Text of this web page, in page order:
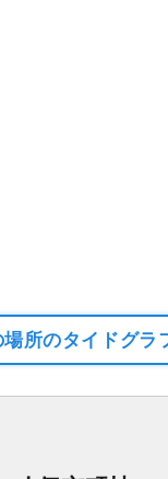
場所のタイドグラ